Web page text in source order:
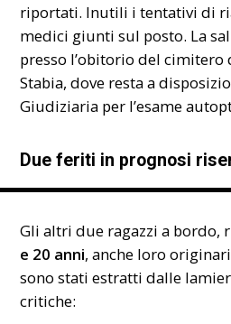
riportati. Inutili i tentativi di
medici giunti sul posto. La
presso l’obitorio del cimitero
Stabia, dove resta a
Giudiziaria per l’esame
Due feriti in prognosi
Gli altri due ragazzi a bordo,
e 20 anni, anche loro
sono stati estratti dalle
critiche: